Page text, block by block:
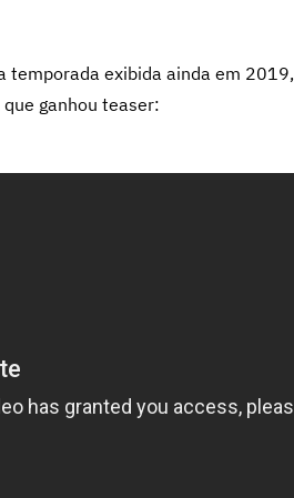
temporada exibida ainda em
ganhou teaser: